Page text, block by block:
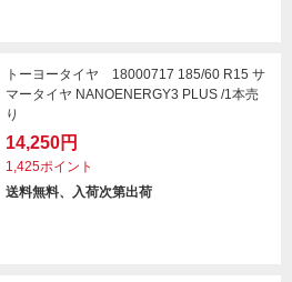
トーヨータイヤ 18000717 185/60 R15 サ
マータイヤ NANOENERGY3 PLUS /1本売
り
14,250円
1,425ポイント
送料無料、入荷次第出荷